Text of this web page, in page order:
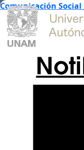
Comunicación Social